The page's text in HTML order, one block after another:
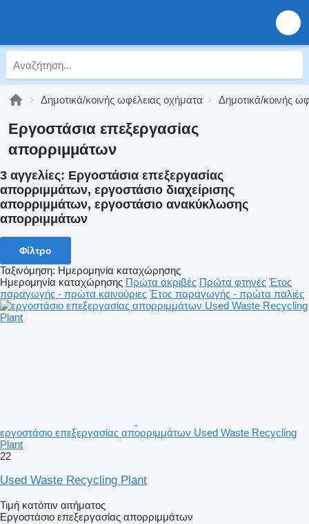
Δημοτικά/κοινής ωφέλειας οχήματα Δημοτικά/κοινής
Εργοστάσια επεξεργασίας
απορριμμάτων
3 αγγελίες: Εργοστάσια επεξεργασίας
απορριμμάτων, εργοστάσιο διαχείρισης
απορριμμάτων, εργοστάσιο ανακύκλωσης
απορριμμάτων
Φίλτρο
Ταξινόμηση: Ημερομηνία καταχώρησης
Ημερομηνία καταχώρησης Πρώτα ακριβές Πρώτα φτηνές Έτος
παραγωγής - πρώτα καινούριες Έτος παραγωγής - πρώτα παλιές
εργοστάσιο επεξεργασίας απορριμμάτων Used Waste Recycling
Plant
22
Used Waste Recycling Plant
Τιμή κατόπιν αιτήματος
Εργοστάσιο επεξεργασίας απορριμμάτων